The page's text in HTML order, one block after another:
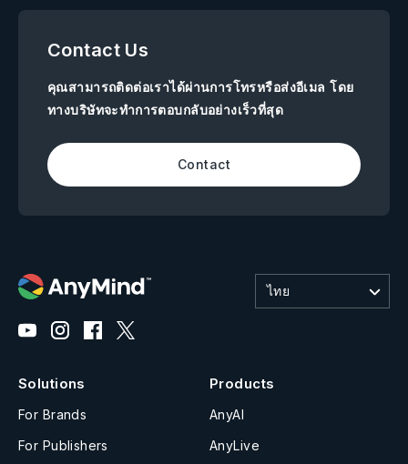
Contact Us
คุณสามารถติดต่อเราได้ผ่านการโทรหรือส่งอีเมล โดย
ทางบริษัทจะทำการตอบกลับอย่างเร็วที่สุด
Contact
ไทย
Solutions
For Brands
For Publishers
Products
AnyAI
AnyLive